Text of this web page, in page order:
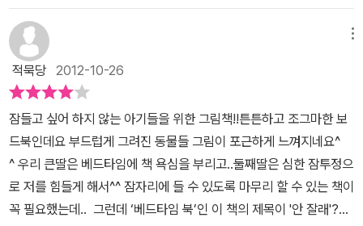
니다. 아이에게 읽어주면서 엄마들은 아이의 마음을 이해할 수 있을
거란 생각이 듭니다. 우리 아이도 이렇게나 하고 싶은게 많고 이유가
많았구나 하면서 말이죠. 잠들기 싫은 마음을 이해하고 재워준다고
하니 아이가 편안해 하는 것 같더라구요. 정말 엄마들이 아이들의 마
음을 잘 이해하고 헤아려주는 일이 중요한 것 같다는 생각을 이 책을
통해 다시 해보게 되었답니다. 이젠 아이와 이 책을 읽으면서 밤마다
편안하게 잠들 수 있을 것 같은 예감이 팍팍 듭니다. 여행지에서 자고
올때나 할머니 댁에서 자고 올때도 항상 챙겨가서 밤마다 잠들기 전
에 읽어줘야겠네요.
생각데로 '자야한다'는 것만 강요하며 밀어부치지는 않았던가.하면서
제자신을 돌아보았습니다.많은 엄마들이 아이들을 잘 키우는것이 어
떤것인지에 대한 방법적인 측면에서 착각하는것이 바로 이 지점이 아
닐까싶습니다.오직 자신의 생각데로만 옳고 그름을 판단하다보면, 이
미 아이는 (상대는) 저만큼 튕겨져 나가 있다는 거지요.내 마음, 내 감
정이 소중하듯이 아이의 마음을 인정하고 받아들이고 충분히 안아주
는것이 가장 중요한 육아법이 아닌가 생각해봅니다.누구야, 더 놀고
싶어? 밖에 나가고싶어? 바나나먹고싶어? 하면서 마음을 읽어주고
코 자고 내일놀자. 코자고 내일 먹자. 코자고 내일 나가자 하면서 따뜻
하게 구스르는 대화법속엔명령이나 권위는 없습니다.저의 육아경험
적묵당 2012-10-26
잠들고 싶어 하지 않는 아기들을 위한 그림책!!튼튼하고 조그마한 보
드북인데요 부드럽게 그려진 동물들 그림이 포근하게 느껴지네요^
^ 우리 큰딸은 베드타임에 책 욕심을 부리고..둘째딸은 심한 잠투정으
로 저를 힘들게 해서^^ 잠자리에 들 수 있도록 마무리 할 수 있는 책이
꼭 필요했는데.. 그런데 ‘베드타임 북’인 이 책의 제목이 '안 잘래'??